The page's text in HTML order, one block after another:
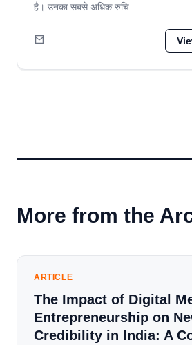
है। उनका सबसे अधिक रुचि…
More from the
ARTICLE
The Impact of Digital
Entrepreneurship on
Credibility in India: A